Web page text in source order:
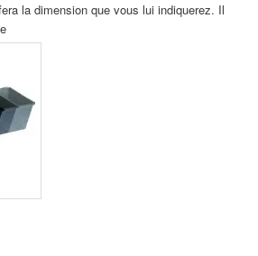
la dimension que vous lui indiquerez. Il